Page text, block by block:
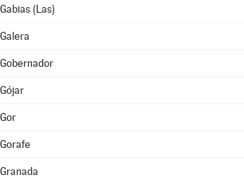
Gabias (Las)
Galera
Gobernador
Gójar
Gor
Gorafe
Granada